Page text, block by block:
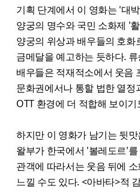
기획 단계에서 이 영화는 '대
양궁의 명수와 국민 소화제 '
양궁의 위상과 배우들의 호화
금메달을 예고하는 듯하다.
배우들은 적재적소에서 웃음
문화권에서나 통할 법한 열정
OTT 환경에 더 적합해 보이기
하지만 이 영화가 남기는 뒷
왈부가 한국에서 '볼레도르'
관객에 따라서는 웃음 뒤에
느낄 수도 있다. <아바타>적